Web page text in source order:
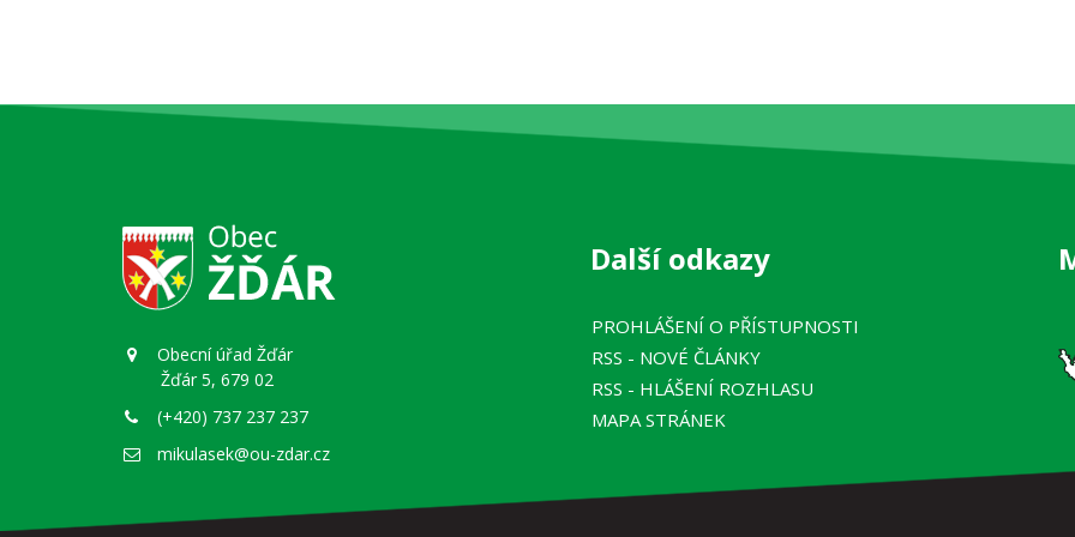
Obecní úřad Žďár
Žďár 5, 679 02
(+420) 737 237 237
mikulasek@ou-zdar.cz
Další odkazy
PROHLÁŠENÍ O PŘÍSTUPNOSTI
RSS - NOVÉ ČLÁNKY
RSS - HLÁŠENÍ ROZHLASU
MAPA STRÁNEK